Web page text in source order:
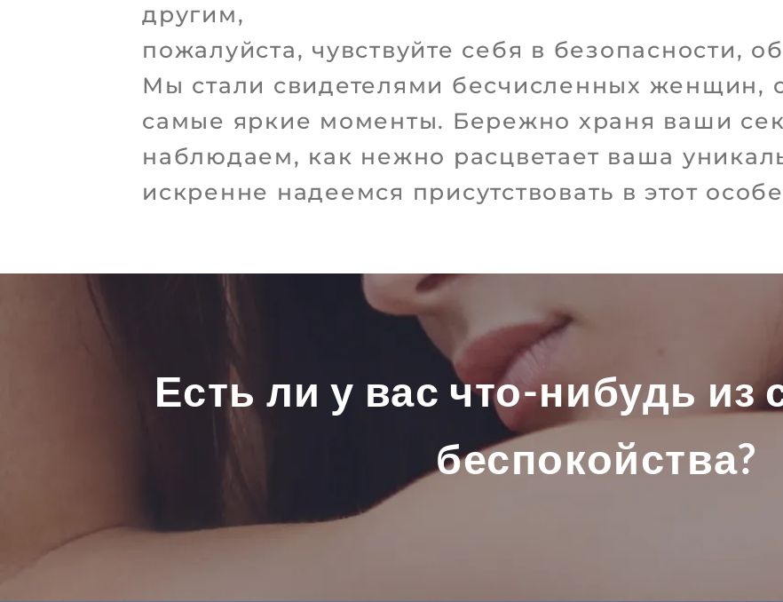
другим,
пожалуйста, чувствуйте себя в безопасности,
Мы стали свидетелями бесчисленных женщин,
самые яркие моменты. Бережно храня ваши
наблюдаем, как нежно расцветает ваша
искренне надеемся присутствовать в этот
Есть ли у вас что-нибудь
беспокойства?